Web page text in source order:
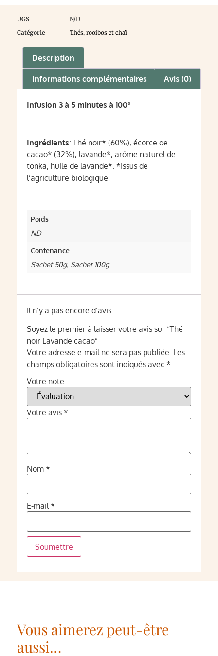
UGS
N/D
Catégorie
Thés, rooibos et chaï
Description
Informations complémentaires Avis (0)
Infusion 3 à 5 minutes à 100°
Ingrédients: Thé noir* (60%), écorce de
cacao* (32%), lavande*, arôme naturel de
tonka, huile de lavande*. *Issus de
l’agriculture biologique.
Poids
ND
Contenance
Sachet 50g, Sachet 100g
Il n’y a pas encore d’avis.
Soyez le premier à laisser votre avis sur “Thé
noir Lavande cacao”
Votre adresse e-mail ne sera pas publiée. Les
champs obligatoires sont indiqués avec *
Votre note
Votre avis *
Nom *
E-mail*
Vous aimerez peut-être
aussi…